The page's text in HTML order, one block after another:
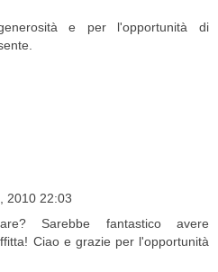
e per l'opportunità di
2010 22:03
Sarebbe fantastico avere
Ciao e grazie per l'opportunità